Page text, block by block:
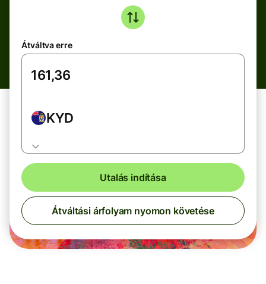
Átváltva erre
KYD
Utalás indítása
Átváltási árfolyam nyomon követése